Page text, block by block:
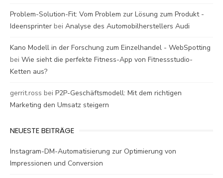
Problem-Solution-Fit: Vom Problem zur Lösung zum Produkt -
Ideensprinter bei Analyse des Automobilherstellers Audi
Kano Modell in der Forschung zum Einzelhandel - WebSpotting
bei Wie sieht die perfekte Fitness-App von Fitnessstudio-
Ketten aus?
gerrit.ross bei P2P-Geschäftsmodell: Mit dem richtigen
Marketing den Umsatz steigern
NEUESTE BEITRÄGE
Instagram-DM-Automatisierung zur Optimierung von
Impressionen und Conversion